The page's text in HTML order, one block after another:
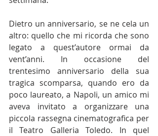
Dietro un anniversario, se ne cela un
altro: quello che mi ricorda che sono
legato a quest’autore ormai da
vent’anni. In occasione del
trentesimo anniversario della sua
tragica scomparsa, quando ero da
poco laureato, a Napoli, un amico mi
aveva invitato a organizzare una
piccola rassegna cinematografica per
il Teatro Galleria Toledo. In quel